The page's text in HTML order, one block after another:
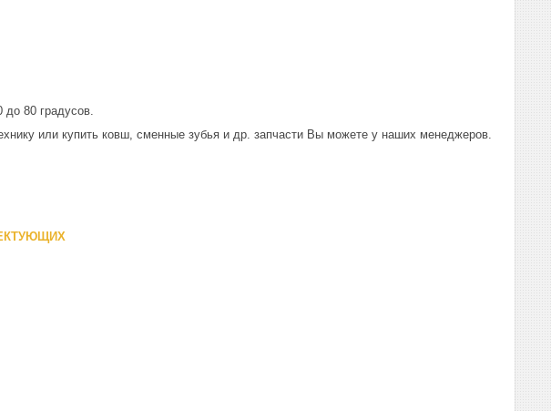
до 80 градусов.
или купить ковш, сменные зубья и др. запчасти Вы можете у наших менеджеров.